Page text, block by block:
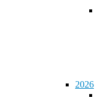
2026